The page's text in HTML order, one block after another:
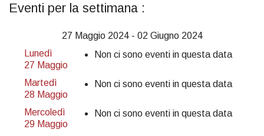
Eventi per la settimana :
27 Maggio 2024 - 02 Giugno 2024
Lunedì
27 Maggio
Non ci sono eventi in questa data
Martedì
28 Maggio
Non ci sono eventi in questa data
Mercoledì
29 Maggio
Non ci sono eventi in questa data